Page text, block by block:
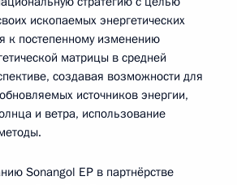
ископаемых энергетических
к постепенному изменению
матрицы в средней
создавая возможности для
источников энергии,
и ветра, использование
Sonangol EP в партнёрстве